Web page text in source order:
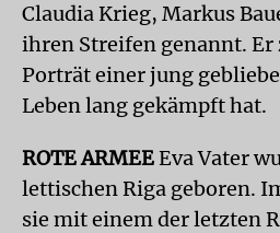
Claudia Krieg, Markus
ihren Streifen genannt. Er
Porträt einer jung
Leben lang gekämpft hat.
ROTE ARMEEEva Vater
lettischen Riga geboren.
sie mit einem der letzten